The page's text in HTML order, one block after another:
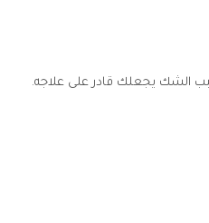
الشك يجعلك قادر على علاجه.